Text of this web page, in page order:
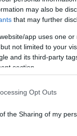
may also be
that may further
app uses one
not limited to your
and its third-party
section.
Opt Outs
the Sharing of my